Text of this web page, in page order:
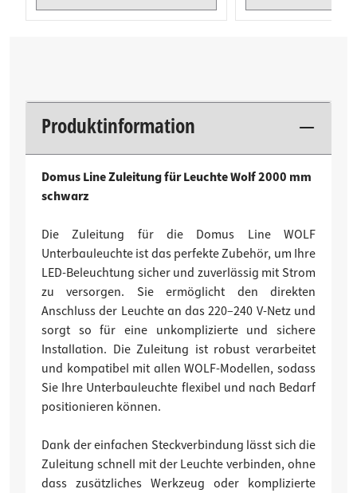
Produktinformation
Domus Line Zuleitung für Leuchte Wolf 2000 mm
schwarz
Die Zuleitung für die Domus Line WOLF
Unterbauleuchte ist das perfekte Zubehör, um Ihre
LED-Beleuchtung sicher und zuverlässig mit Strom
zu versorgen. Sie ermöglicht den direkten
Anschluss der Leuchte an das 220–240 V-Netz und
sorgt so für eine unkomplizierte und sichere
Installation. Die Zuleitung ist robust verarbeitet
und kompatibel mit allen WOLF-Modellen, sodass
Sie Ihre Unterbauleuchte flexibel und nach Bedarf
positionieren können.
Dank der einfachen Steckverbindung lässt sich die
Zuleitung schnell mit der Leuchte verbinden, ohne
dass zusätzliches Werkzeug oder komplizierte